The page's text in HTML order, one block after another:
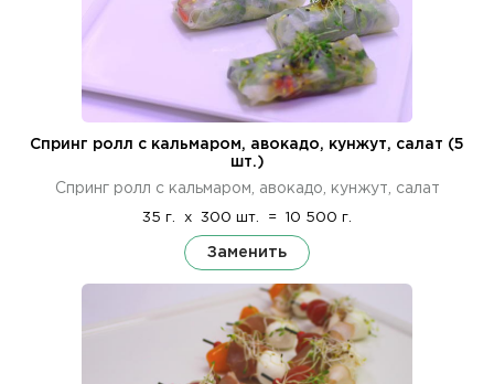
Спринг ролл с кальмаром, авокадо, кунжут, салат (5
шт.)
Спринг ролл с кальмаром, авокадо, кунжут, салат
35 г. x 300 шт. = 10 500 г.
Заменить